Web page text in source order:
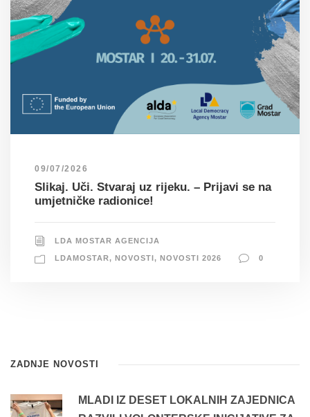
09/07/2026
Slikaj. Uči. Stvaraj uz rijeku. – Prijavi se na
umjetničke radionice!
LDA MOSTAR AGENCIJA
LDAMOSTAR, NOVOSTI, NOVOSTI 2026 0
ZADNJE NOVOSTI
MLADI IZ DESET LOKALNIH ZAJEDNICA